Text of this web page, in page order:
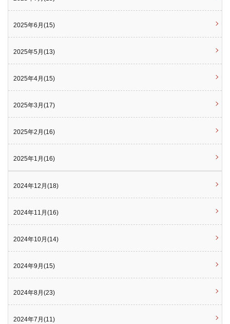
2025年6月(15)
2025年5月(13)
2025年4月(15)
2025年3月(17)
2025年2月(16)
2025年1月(16)
2024年12月(18)
2024年11月(16)
2024年10月(14)
2024年9月(15)
2024年8月(23)
2024年7月(11)